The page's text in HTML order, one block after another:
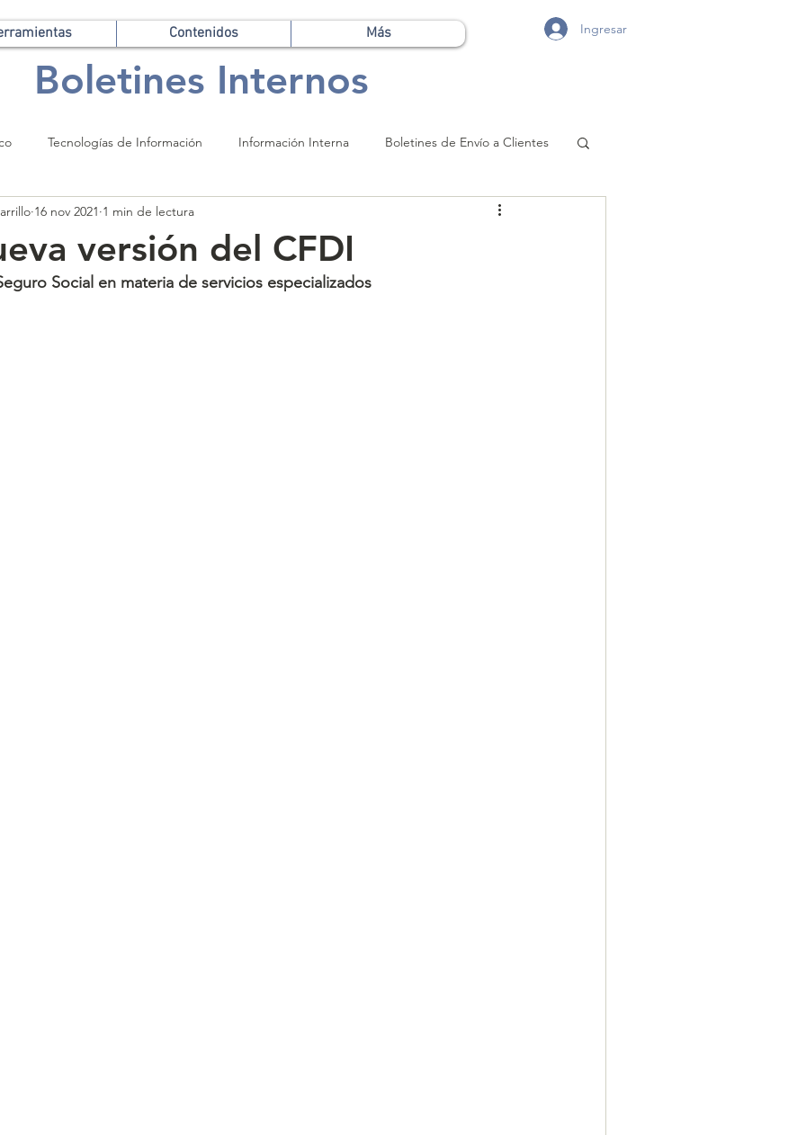
Contenidos Más Ingresar
Boletines Internos
Tecnologías de Información Información Interna Boletines de Envío a Clientes
versión del CFDI
16 nov 2021 1 min de lectura
Social en materia de servicios especializados